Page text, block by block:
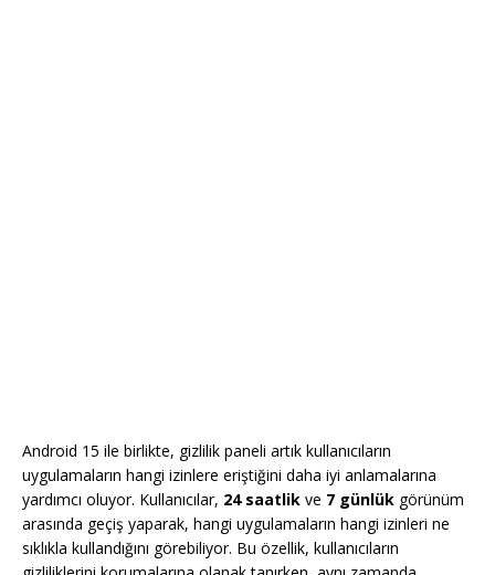
Android 15 ile birlikte, gizlilik paneli artık kullanıcıların
uygulamaların hangi izinlere eriştiğini daha iyi anlamalarına
yardımcı oluyor. Kullanıcılar, 24 saatlik ve 7 günlük görünüm
arasında geçiş yaparak, hangi uygulamaların hangi izinleri ne
sıklıkla kullandığını görebiliyor. Bu özellik, kullanıcıların